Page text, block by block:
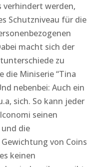
verhindert werden,
Schutzniveau für die
macht sich der
zu
die Miniserie “Tina
nebenbei: Auch ein
sich. So kann jeder
seinen
die
von Coins
keinen